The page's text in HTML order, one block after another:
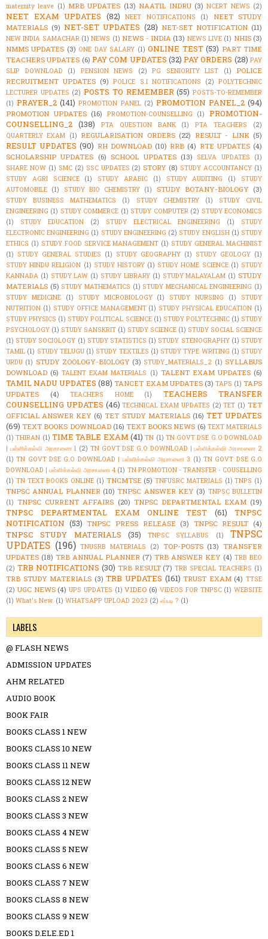
maternity leave (1) MRB UPDATES (13) NAATIL INDRU (3) NCERT NEWS (2)
NEET EXAM UPDATES (82) NEET NOTIFICATIONS (1)
NEET STUDY
MATERIALS (9) NET-SET UPDATES (28) NET-SET NOTIFICATION (11)
NEW INDIA SAMACHAR (1) NEWS (1) NEWS - INDIA (13) NEWS LIVE (1) NHIS (3)
NMMS UPDATES (3) ONE DAY SALARY (1) ONLINE TEST (53) PART TIME
TEACHERS UPDATES (6) PAY COM UPDATES (32) PAY ORDERS (28) PAY
SLIP DOWNLOAD
(1) PENSION NEWS (2) PG SENIORITY LIST (1)
POLICE
RECRUITMENT UPDATES (9) POLICE S.I NOTIFICATIONS (2) POLYTECHNIC
LECTURER UPDATES (2) POSTS TO REMEMBER (55) POSTS-TO-REMEMBER
(1) PRAYER_2 (141) PROMOTION PANEL (2) PROMOTION PANEL_2 (94)
PROMOTION UPDATES (16) PROMOTION-COUNSELLING (1)
PROMOTION-
COUNSELLING_2 (138) PTA QUESTION BANK (1) PTA TEACHERS
(2)
QUARTERLY EXAM (1) REGULARISATION ORDERS (22) RESULT - LINK (5)
RESULT UPDATES (90) RH DOWNLOAD (10) RRB (4) RTE UPDATES (4)
SCHOLARSHIP UPDATES (6) SCHOOL UPDATES (13) SELVA UPDATES
(1)
SHARE NOW (1) SMC (2) SSC UPDATES (2) STORY (8) STUDY ACCOUNTANCY (1)
STUDY AGRI SCIENCE
(1) STUDY ARABIC (1) STUDY AUDITING (1)
STUDY
AUTOMOBILE (1) STUDY BIO CHEMISTRY (1) STUDY BOTANY-BIOLOGY (3)
STUDY BUSINESS MATHEMATICS (1) STUDY CHEMISTRY (1)
STUDY CIVIL
ENGINEERING (1) STUDY COMMERCE (1) STUDY COMPUTER (2) STUDY ECONOMICS
(1)
STUDY EDUCATION (2) STUDY ELECTRICAL ENGINEERING (1)
STUDY
ELECTRONIC ENGINEERING (1) STUDY ENGINEERING (2) STUDY ENGLISH (1) STUDY
ETHICS (1) STUDY FOOD SERVICE MANAGEMENT (1) STUDY GENERAL MACHINIST
(1) STUDY GENERAL STUDIES (1) STUDY GEOGRAPHY (1) STUDY GEOLOGY (1)
STUDY HINDU RELIGION (1) STUDY HISTORY (1) STUDY HOME SCIENCE (1) STUDY
KANNADA (1) STUDY LAW (1) STUDY LIBRARY (1) STUDY MALAYALAM (1) STUDY
MATERIALS (5) STUDY MATHEMATICS (1) STUDY MECHANICAL ENGINEERING (1)
STUDY MEDICINE
(1) STUDY MICROBIOLOGY (1) STUDY NURSING (1)
STUDY
NUTRITION (1) STUDY OFFICE MANAGEMENT (1) STUDY PHYSICAL EDUCATION (1)
STUDY PHYSICS (1) STUDY POLITICAL SCIENCE (1) STUDY POLYTECHNIC (1) STUDY
PSYCHOLOGY (1) STUDY SANSKRIT (1) STUDY SCIENCE (1) STUDY SOCIAL SCIENCE
(1) STUDY SOCIOLOGY (1) STUDY STATISTICS (1) STUDY STENOGRAPHY (1) STUDY
TAMIL (1) STUDY TELUGU (1) STUDY TEXTILES (1) STUDY TYPE WRITING (1) STUDY
URDU (1) STUDY ZOOLOGY-BIOLOGY (3) STUDY_MATERIALS_2 (1) SYLLABUS
DOWNLOAD (6) TALENT EXAM MATERIALS (1) TALENT EXAM UPDATES (6)
TAMIL NADU UPDATES (88) TANCET EXAM UPDATES (3) TAPS (1) TAPS
UPDATES
(4) TEACHERS HOME (1)
TEACHERS TRANSFER
COUNSELLING UPDATES (46) TECHNICAL EXAM UPDATES (2) TET (1) TET
OFFICIAL ANSWER KEY (6) TET STUDY MATERIALS (16) TET UPDATES
(69) TEXT BOOKS DOWNLOAD (16) TEXT BOOKS NEWS (6) TEXT MATERIALS
(1) THIRAN (1) TIME TABLE EXAM (41) TN (1) TN GOVT DSE G.O DOWNLOAD
| பள்ளிக்கல்வி அரசாணை 1 (2) TN GOVT DSE G.O DOWNLOAD | பள்ளிக்கல்வி அரசாணை 2
(1) TN GOVT DSE G.O DOWNLOAD | பள்ளிக்கல்வி அரசாணை 3 (1) TN GOVT DSE G.O
DOWNLOAD | பள்ளிக்கல்வி அரசாணை 4 (1) TN PROMOTION - TRANSFER - COUSELLING
(1) TN TEXT BOOKS ONLINE (1) TNCMTSE (5) TNFUSRC MATERIALS (1) TNPS (1)
TNPSC ANNUAL PLANNER (10) TNPSC ANSWER KEY (3) TNPSC BULLETIN
(1) TNPSC CURRENT AFFAIRS (20) TNPSC DEPARTMENTAL EXAM (19)
TNPSC DEPARTMENTAL EXAM ONLINE TEST (61)
TNPSC
NOTIFICATION (53) TNPSC PRESS RELEASE (3) TNPSC RESULT (4)
TNPSC STUDY MATERIALS (35) TNPSC SYLLABUS (1)
TNPSC
UPDATES (196) TNUSRB MATERIALS (2) TOP-POSTS (13) TRANSFER
UPDATES (18) TRB ANNUAL PLANNER (7) TRB ANSWER KEY (4) TRB BEO
(2) TRB NOTIFICATIONS (30) TRB RESULT (7) TRB SPECIAL TEACHERS (1)
TRB STUDY MATERIALS (3) TRB UPDATES (161) TRUST EXAM (4) TTSE
(2) UGC NEWS (4) UPS UPDATES (1) VIDEO (6) VIDEOS FOR TNPSC (1) WEBSITE
(1) What's New. (1) WHATSAPP UPLOAD 2023 (2) எப்படி ? (1)
LABELS
@ FLASH NEWS
ADMISSION UPDATES
AHM RELATED
AUDIO BOOK
BOOK FAIR
BOOKS CLASS 1 NEW
BOOKS CLASS 10 NEW
BOOKS CLASS 11 NEW
BOOKS CLASS 12 NEW
BOOKS CLASS 2 NEW
BOOKS CLASS 3 NEW
BOOKS CLASS 4 NEW
BOOKS CLASS 5 NEW
BOOKS CLASS 6 NEW
BOOKS CLASS 7 NEW
BOOKS CLASS 8 NEW
BOOKS CLASS 9 NEW
BOOKS D.ELE.ED 1